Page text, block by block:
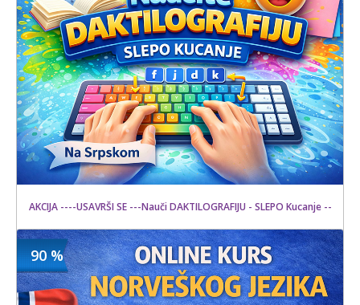
AKCIJA ----USAVRŠI SE ---Nauči DAKTILOGRAFIJU - SLEPO Kucanje --
Kupljeno
6 kom.
1500 din
10000 din
90 %